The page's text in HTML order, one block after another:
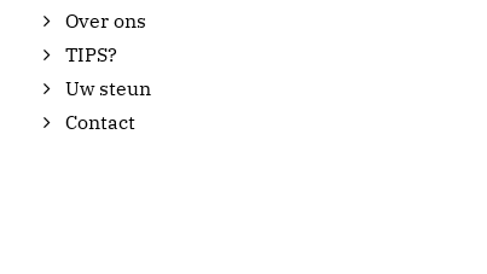
Over ons
TIPS?
Uw steun
Contact